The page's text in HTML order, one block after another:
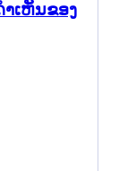
ເຫັນຂອງ